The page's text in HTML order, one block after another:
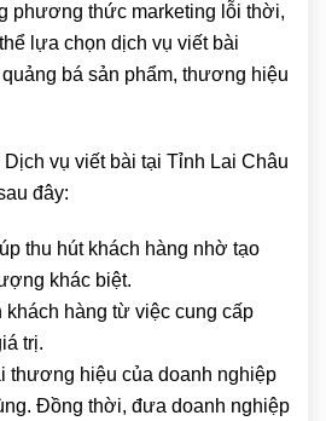
phương thức marketing lỗi thời,
lựa chọn dịch vụ viết bài
bá sản phẩm, thương hiệu
vụ viết bài tại Tỉnh Lai Châu
đây:
thu hút khách hàng nhờ tạo
khác biệt.
khách hàng từ việc cung cấp
trị.
thương hiệu của doanh nghiệp
Đồng thời, đưa doanh nghiệp